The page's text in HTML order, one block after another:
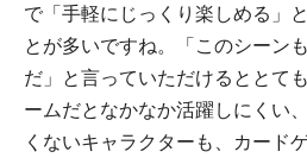
で「手軽にじっくり楽しめる」
とが多いですね。「このシーン
だ」と言っていただけるととて
ームだとなかなか活躍しにくい
くないキャラクターも、カード